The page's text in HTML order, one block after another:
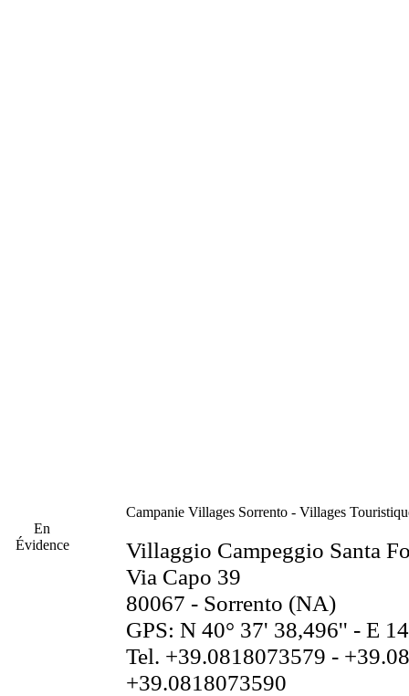
En
Évidence
Campanie Villages Sorrento - Villages
Villaggio Campeggio Santa
Via Capo 39
80067 - Sorrento (NA)
GPS: N 40° 37' 38,496'' - E
Tel. +39.0818073579 -
+39.0818073590